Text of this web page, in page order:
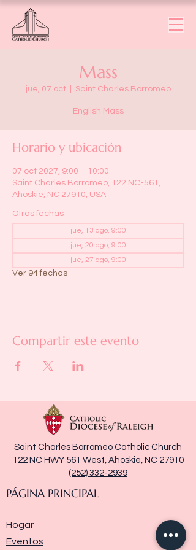
Mass
jue, 07 oct
  |
Saint Charles Borromeo
English Mass
Horario y ubicación
07 oct 2027, 9:00 – 10:00
Saint Charles Borromeo, 122 NC-561,
Ahoskie, NC 27910, USA
Otras fechas
jue, 13 ago, 9:00
jue, 20 ago, 9:00
jue, 27 ago, 9:00
Ver 94 fechas
Compartir este evento
Saint Charles Borromeo Catholic Church
122 NC HWY 561 West, Ahoskie, NC 27910
(252) 332-2939
PÁGINA PRINCIPAL
Hogar
Eventos